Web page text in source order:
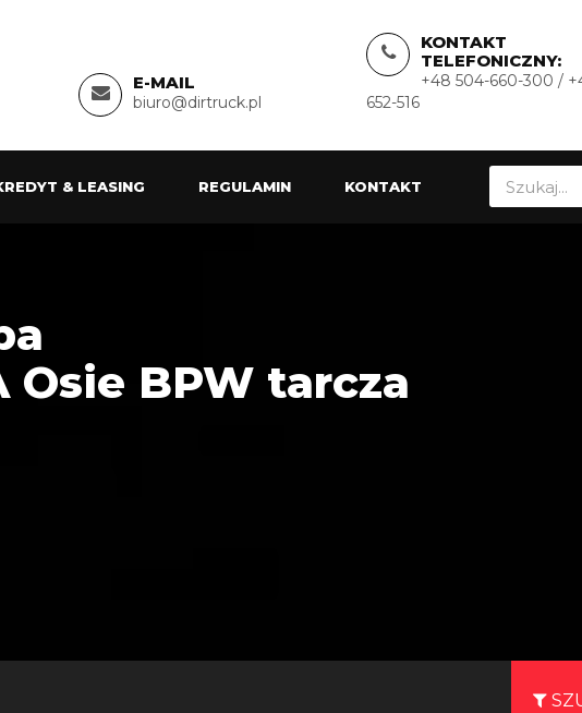
E-MAIL
biuro@dirtruck.pl
KONTAKT
TELEFONICZNY:
+48 504-660-300 /
652-516
& LEASING REGULAMIN KONTAKT
Osie BPW tarcza